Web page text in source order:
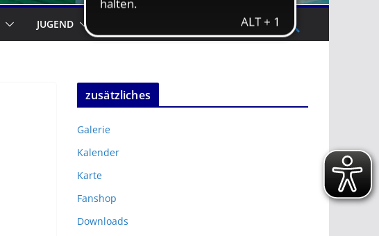
JUGEND
zusätzliches
Galerie
Kalender
Karte
Fanshop
Downloads